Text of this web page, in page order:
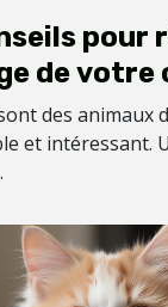
pour
de votre
des animaux
et intéressant.